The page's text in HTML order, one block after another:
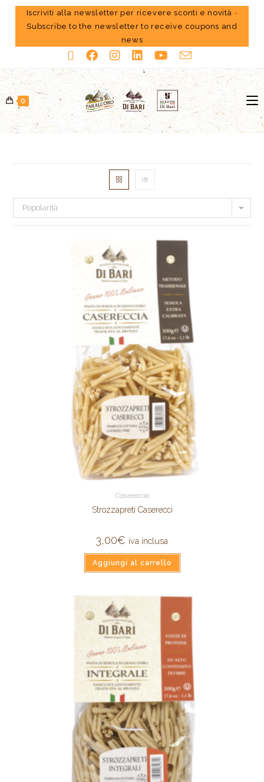
Iscriviti alla newsletter per ricevere sconti e novità -
Subscribe to the newsletter to receive coupons and
news
0
Popolarità
Casereccia
Strozzapreti Caserecci
3,00€ iva inclusa
Aggiungi al carrello